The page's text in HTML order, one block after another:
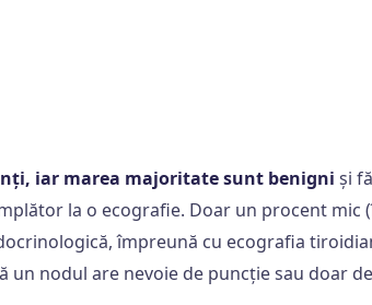
iar marea majoritate sunt benigni și
la o ecografie. Doar un procent mic
împreună cu ecografia
un nodul are nevoie de puncție sau doar de